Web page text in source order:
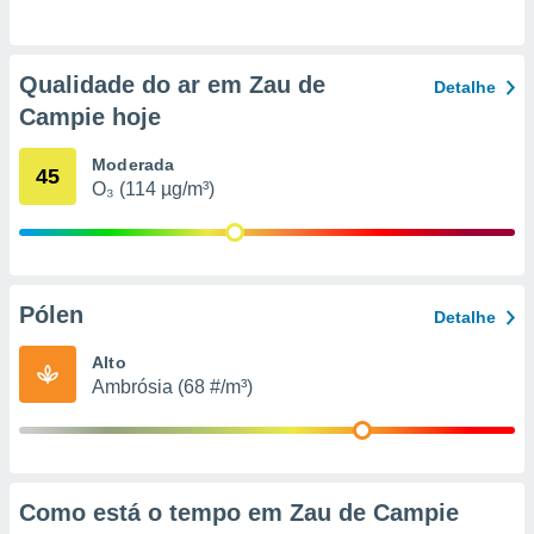
ou opor-
qualquer
em “
na
ou aceder
para
Qualidade do ar em Zau de
Campie hoje
Detalhe
45 Moderada
O₃ (114 µg/m³)
Pólen Detalhe
Alto
Ambrósia (68 #/m³)
Como está o tempo em Zau de Campie